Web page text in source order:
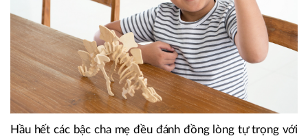
Hầu hết các bậc cha mẹ đều đánh đồng lòng tự trọng với